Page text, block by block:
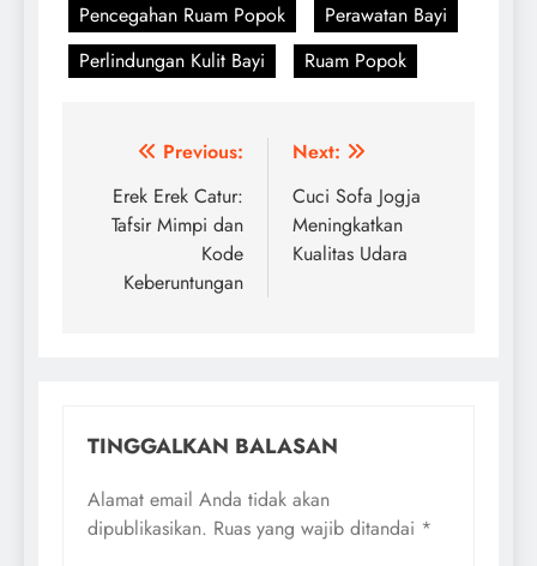
Pencegahan Ruam Popok
Perawatan Bayi
Perlindungan Kulit Bayi
Ruam Popok
Navigasi
pos
Previous:
Erek Erek Catur:
Tafsir Mimpi dan
Kode
Keberuntungan
Next:
Cuci Sofa Jogja
Meningkatkan
Kualitas Udara
TINGGALKAN BALASAN
Alamat email Anda tidak akan
dipublikasikan. Ruas yang wajib ditandai *